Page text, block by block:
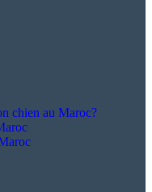
chien au Maroc?